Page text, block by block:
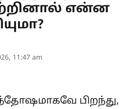
என்ன
11:47 am
பிறந்து,